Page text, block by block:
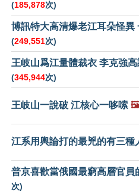
(185,878次)
博訊特大高清爆老江耳朵怪異
(249,551次)
王岐山爲江量體裁衣 李克強
(345,944次)
王岐山一說破 江核心一哆嗦
江系用輿論打的最兇的有三種
普京喜歡當俄國最窮高層官員
次)